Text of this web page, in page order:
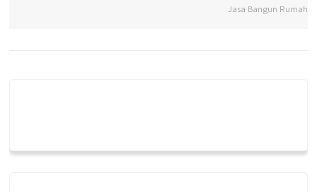
Jasa Bangun Rumah